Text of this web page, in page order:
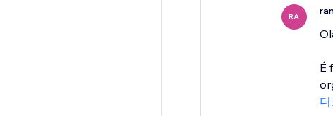
RA
É